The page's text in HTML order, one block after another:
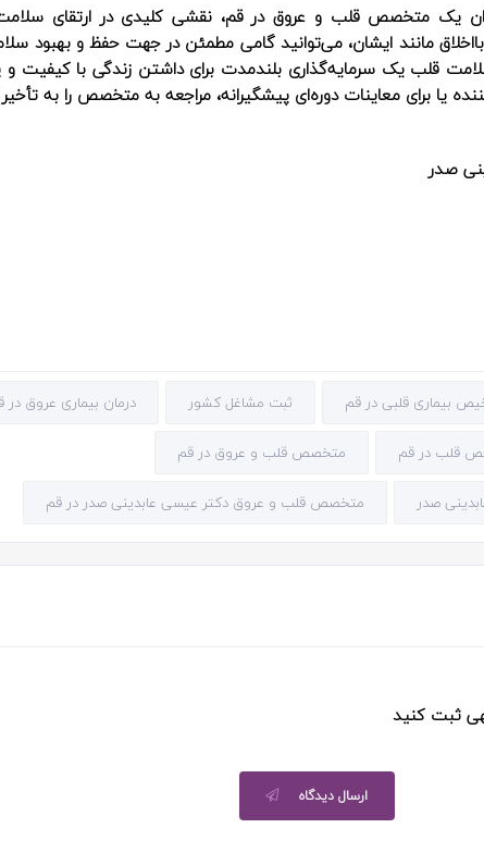
یک متخصص قلب و عروق در قم، نقشی کلیدی در ارتقای سلامت
مانند ایشان، می‌توانید گامی مطمئن در جهت حفظ و بهبود
قلب یک سرمایه‌گذاری بلندمدت برای داشتن زندگی با کیفیت و
یا برای معاینات دوره‌ای پیشگیرانه، مراجعه به متخصص را به تأخیر
صدر
بیماری قلبی در قم ثبت مشاغل کشور درمان بیماری عروق در
قلب در قم متخصص قلب و عروق در قم
صدر متخصص قلب و عروق دکتر عیسی عابدینی صدر در قم
ثبت کنید
ارسال دیدگاه